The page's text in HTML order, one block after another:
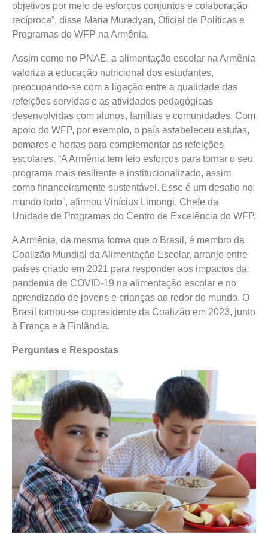
objetivos por meio de esforços conjuntos e colaboração
recíproca”, disse Maria Muradyan, Oficial de Políticas e
Programas do WFP na Armênia.
Assim como no PNAE, a alimentação escolar na Armênia
valoriza a educação nutricional dos estudantes,
preocupando-se com a ligação entre a qualidade das
refeições servidas e as atividades pedagógicas
desenvolvidas com alunos, famílias e comunidades. Com
apoio do WFP, por exemplo, o país estabeleceu estufas,
pomares e hortas para complementar as refeições
escolares. “A Armênia tem feio esforços para tornar o seu
programa mais resiliente e institucionalizado, assim
como financeiramente sustentável. Esse é um desafio no
mundo todo”, afirmou Vinícius Limongi, Chefe da
Unidade de Programas do Centro de Excelência do WFP.
A Armênia, da mesma forma que o Brasil, é membro da
Coalizão Mundial da Alimentação Escolar, arranjo entre
países criado em 2021 para responder aos impactos da
pandemia de COVID-19 na alimentação escolar e no
aprendizado de jovens e crianças ao redor do mundo. O
Brasil tornou-se copresidente da Coalizão em 2023, junto
à França e à Finlândia.
Perguntas e Respostas